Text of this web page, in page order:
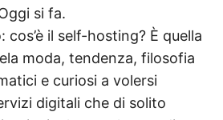
si fa.
cos’è il self-hosting? È quella
moda, tendenza, filosofia
e curiosi a volersi
digitali che di solito